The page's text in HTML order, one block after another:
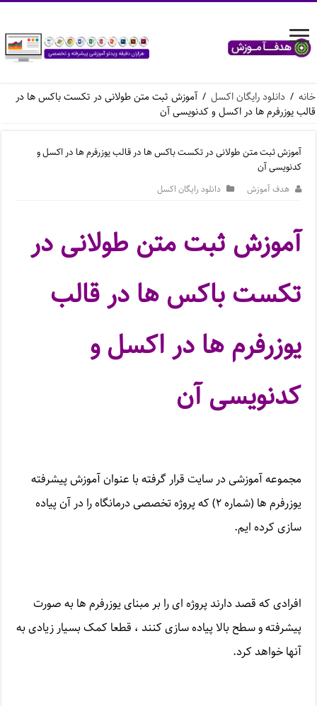
خانه / دانلود رایگان اکسل / آموزش ثبت متن طولانی در تکست باکس ها در
قالب یوزرفرم ها در اکسل و کدنویسی آن
آموزش ثبت متن طولانی در تکست باکس ها در قالب یوزرفرم ها در اکسل و
کدنویسی آن
هدف آموزش دانلود رایگان اکسل
آموزش ثبت متن طولانی در
تکست باکس ها در قالب
یوزرفرم ها در اکسل و
کدنویسی آن
مجموعه آموزشی در سایت قرار گرفته با عنوان آموزش پیشرفته
یوزرفرم ها (شماره ۲) که پروژه تخصصی درمانگاه را در آن پیاده
سازی کرده ایم.
افرادی که قصد دارند پروژه ای را بر مبنای یوزرفرم ها به صورت
پیشرفته و سطح بالا پیاده سازی کنند ، قطعا کمک بسیار زیادی به
آنها خواهد کرد.